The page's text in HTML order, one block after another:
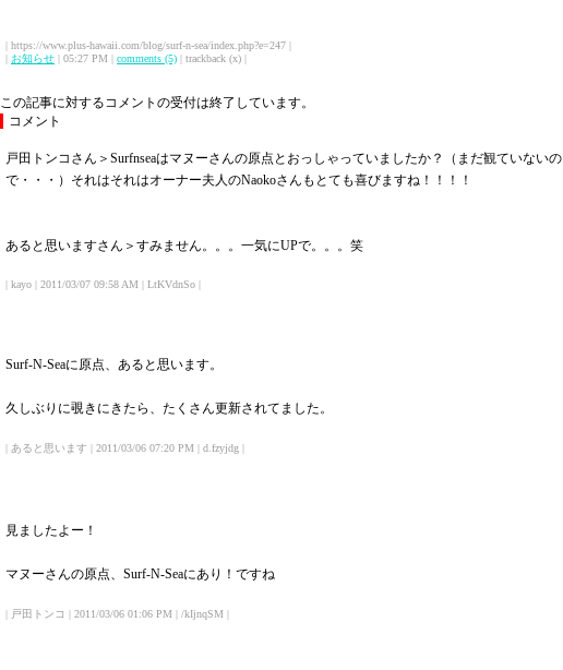
| https://www.plus-hawaii.com/blog/surf-n-sea/index.php?e=247 |
| お知らせ | 05:27 PM | comments (5) | trackback (x) |
この記事に対するコメントの受付は終了しています。
コメント
戸田トンコさん＞Surfnseaはマヌーさんの原点とおっしゃっていましたか？（まだ観ていないの
で・・・）それはそれはオーナー夫人のNaokoさんもとても喜びますね！！！！
あると思いますさん＞すみません。。。一気にUPで。。。笑
| kayo | 2011/03/07 09:58 AM | LtKVdnSo |
Surf-N-Seaに原点、あると思います。
久しぶりに覗きにきたら、たくさん更新されてました。
| あると思います | 2011/03/06 07:20 PM | d.fzyjdg |
見ましたよー！
マヌーさんの原点、Surf-N-Seaにあり！ですね
| 戸田トンコ | 2011/03/06 01:06 PM | /kIjnqSM |